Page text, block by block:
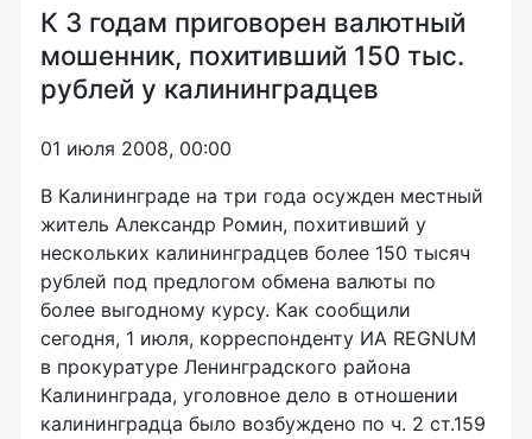
К 3 годам приговорен валютный
мошенник, похитивший 150 тыс.
рублей у калининградцев
01 июля 2008, 00:00
В Калининграде на три года осужден местный
житель Александр Ромин, похитивший у
нескольких калининградцев более 150 тысяч
рублей под предлогом обмена валюты по
более выгодному курсу. Как сообщили
сегодня, 1 июля, корреспонденту ИА REGNUM
в прокуратуре Ленинградского района
Калининграда, уголовное дело в отношении
калининградца было возбуждено по ч. 2 ст.159